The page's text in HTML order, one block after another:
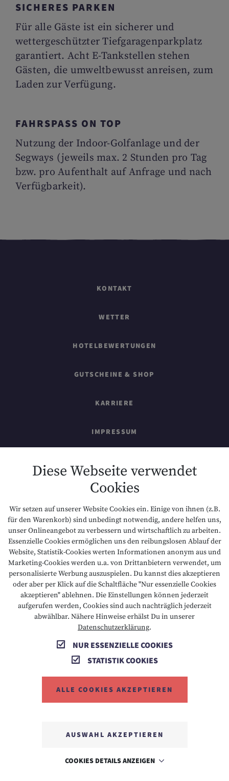
SICHERES PARKEN
Für alle Gäste ist ein sicherer und
wettergeschützter Tiefgaragenparkplatz
garantiert. Acht E-Tankstellen stehen
Gästen, die umweltbewusst anreisen, zum
Laden zur Verfügung.
FAHRSPASS ON TOP
Nutzung der Indoor-Golfanlage und der
Segways (jeweils max. 2 Stunden pro Tag
bzw. pro Aufenthalt auf Anfrage und nach
Verfügbarkeit).
KONTAKT
WETTER
HOTELBEWERTUNGEN
GUTSCHEINE & SHOP
KARRIERE
IMPRESSUM
DATENSCHUTZ
NACHHALTIGKEIT
BARRIEREFREIHEIT
T +43 5673 2424 E info@hotelalpenrose.at
A Danielstrasse 3, 6631 Lermoos, AT
Diese Webseite verwendet
Cookies
Wir setzen auf unserer Website Cookies ein. Einige von ihnen (z.B.
für den Warenkorb) sind unbedingt notwendig, andere helfen uns,
unser Onlineangebot zu verbessern und wirtschaftlich zu arbeiten.
Essenzielle Cookies ermöglichen uns den reibungslosen Ablauf der
Website, Statistik-Cookies werten Informationen anonym aus und
Marketing-Cookies werden u.a. von Drittanbietern verwendet, um
personalisierte Werbung auszuspielen. Du kannst dies akzeptieren
oder aber per Klick auf die Schaltfläche "Nur essenzielle Cookies
akzeptieren" ablehnen. Die Einstellungen können jederzeit
aufgerufen werden, Cookies sind auch nachträglich jederzeit
abwählbar. Nähere Hinweise erhälst Du in unserer
Datenschutzerklärung.
NUR ESSENZIELLE COOKIES
STATISTIK COOKIES
ALLE COOKIES AKZEPTIEREN
AUSWAHL AKZEPTIEREN
COOKIES DETAILS ANZEIGEN